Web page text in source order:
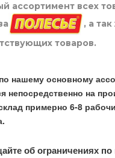
ассортимент всех
, а
товаров.
нашему основному
непосредственно на
примерно 6-8
об ограничениях